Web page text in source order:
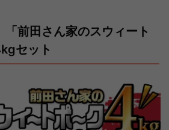
「前田さん家のスウィート
セット